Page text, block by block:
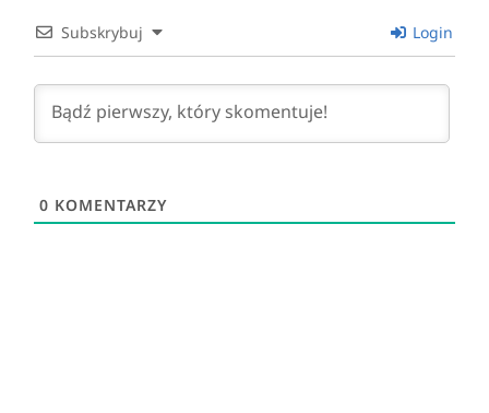
Subskrybuj Login
0 KOMENTARZY